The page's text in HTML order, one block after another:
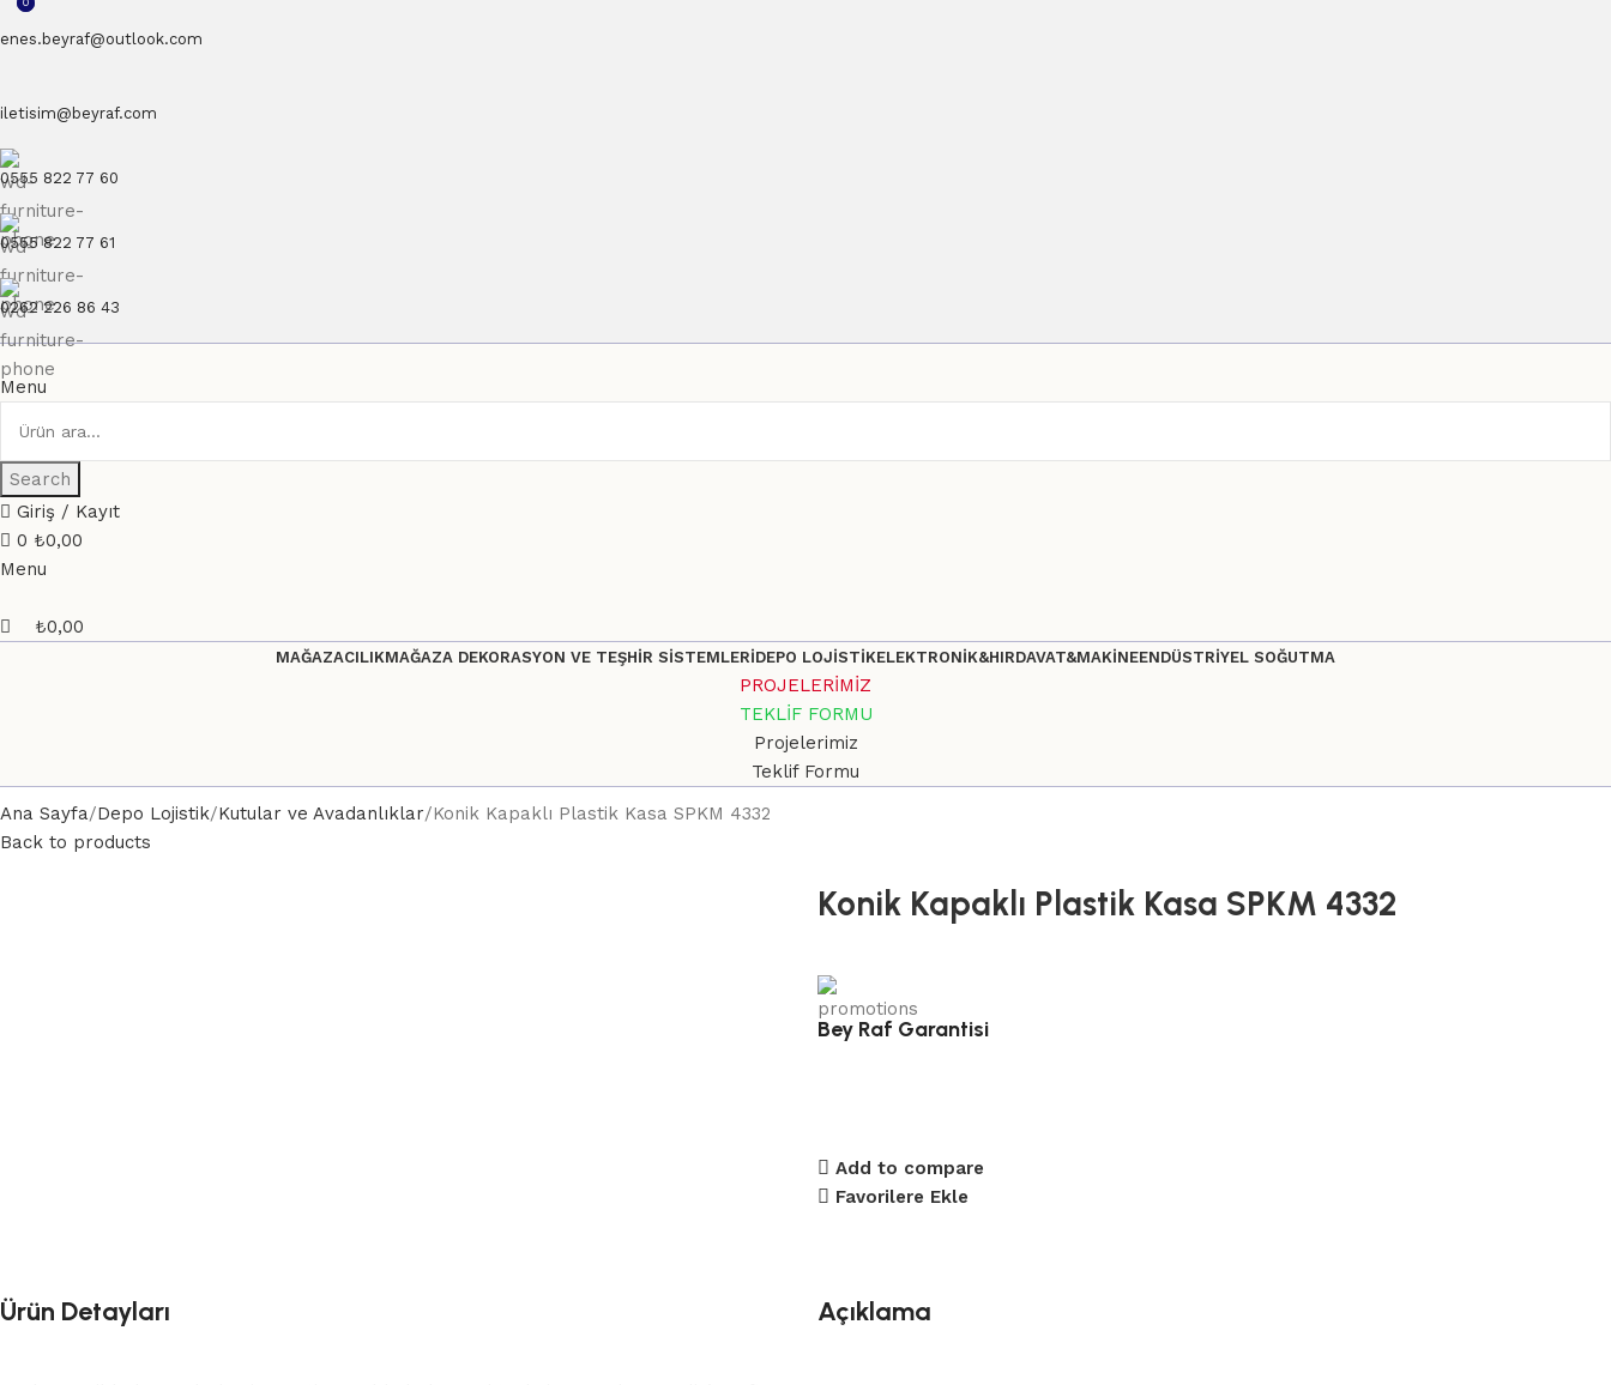
enes.beyraf@outlook.com
iletisim@beyraf.com
0555 822 77 60
0555 822 77 61
0262 226 86 43
Menu
Search
Giriş / Kayıt
0 ₺0,00
Menu
0
₺0,00
MAĞAZACILIKMAĞAZA DEKORASYON VE TEŞHİR SİSTEMLERİDEPO LOJİSTİKELEKTRONİK&HIRDAVAT&MAKİNEENDÜSTRİYEL SOĞUTMA
PROJELERİMİZ
TEKLİF FORMU
Projelerimiz
Teklif Formu
Ana Sayfa Depo Lojistik Kutular ve Avadanlıklar Konik Kapaklı Plastik Kasa SPKM 4332
Back to products
Konik Kapaklı Plastik Kasa SPKM 4332
Bey Raf Garantisi
Add to compare
Favorilere Ekle
Ürün Detayları Açıklama
0